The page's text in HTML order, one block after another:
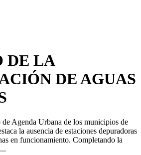
DE LA
DE AGUAS
Agenda Urbana de los municipios de
la ausencia de estaciones depuradoras
en funcionamiento. Completando la